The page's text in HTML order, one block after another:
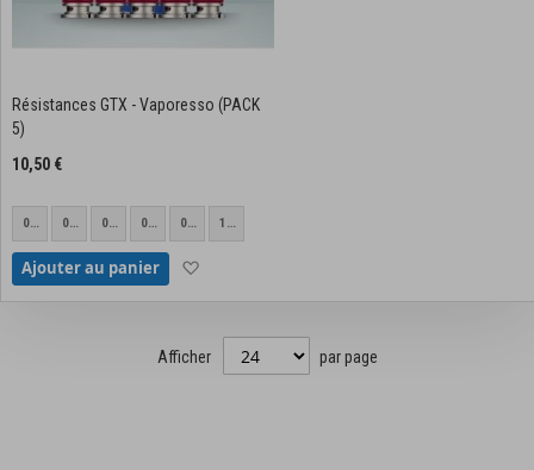
Résistances GTX - Vaporesso (PACK
5)
10,50 €
0.4
ohm/GTX
Mesh
0.2
ohm/GTX
Mesh
0.8
ohm/GTX
Mesh
0.15
ohm/GTX
Mesh
0.6
ohm/GTX
Mesh
1.2
ohm/GTX
Ajouter au panier
Afficher par page